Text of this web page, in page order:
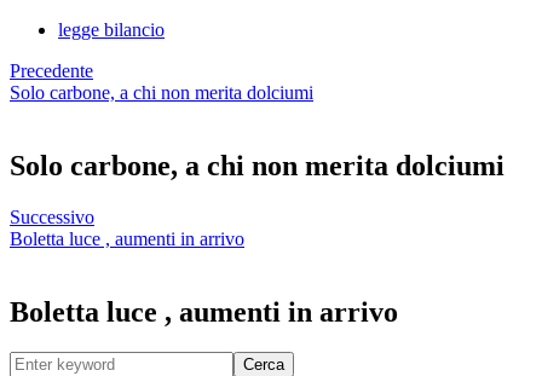
legge bilancio
Precedente
Solo carbone, a chi non merita dolciumi
Solo carbone, a chi non merita dolciumi
Successivo
Boletta luce , aumenti in arrivo
Boletta luce , aumenti in arrivo
Cerca